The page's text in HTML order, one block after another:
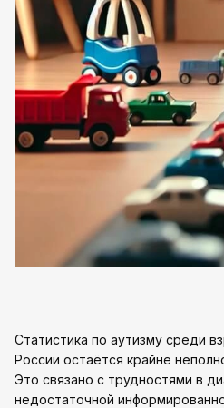
Статистика по аутизму среди
России остаётся крайне
Это связано с трудностями в
недостаточной